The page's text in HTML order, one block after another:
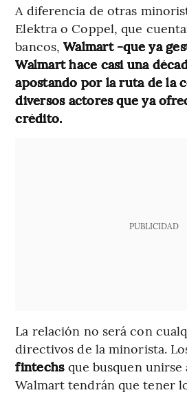
A diferencia de otras
Elektra o Coppel, que
bancos,Walmart -que ya
Walmart hace casi una
apostando por la ruta de la
diversos actores que ya
crédito.
PUBLICIDAD
La relación no será con
directivos de la minorista.
fintechs que busquen unirse
Walmart tendrán que tener